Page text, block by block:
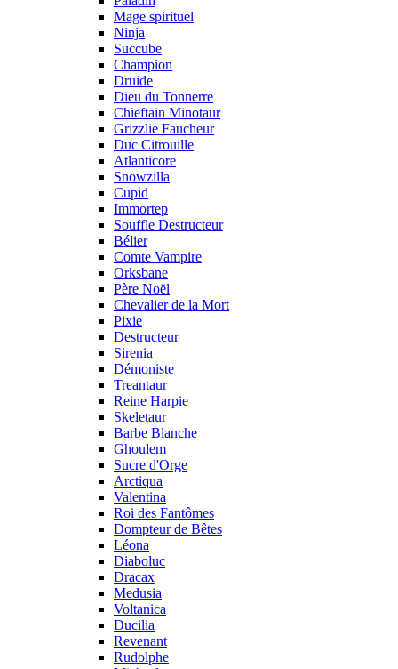
Mage spirituel
Ninja
Succube
Champion
Druide
Dieu du Tonnerre
Chieftain Minotaur
Grizzlie Faucheur
Duc Citrouille
Atlanticore
Snowzilla
Cupid
Immortep
Souffle Destructeur
Bélier
Comte Vampire
Orksbane
Père Noël
Chevalier de la Mort
Pixie
Destructeur
Sirenia
Démoniste
Treantaur
Reine Harpie
Skeletaur
Barbe Blanche
Ghoulem
Sucre d'Orge
Arctiqua
Valentina
Roi des Fantômes
Dompteur de Bêtes
Léona
Diaboluc
Dracax
Medusia
Voltanica
Ducilia
Revenant
Rudolphe